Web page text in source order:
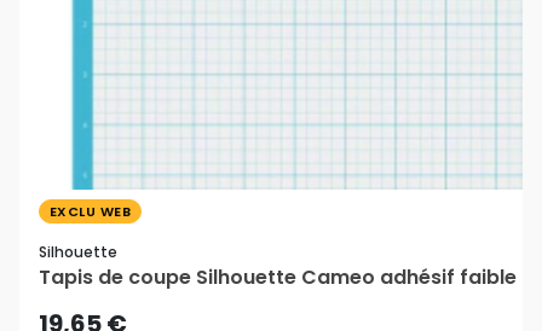
EXCLU WEB
Silhouette
Tapis de coupe Silhouette Cameo adhésif faible
19,65 €